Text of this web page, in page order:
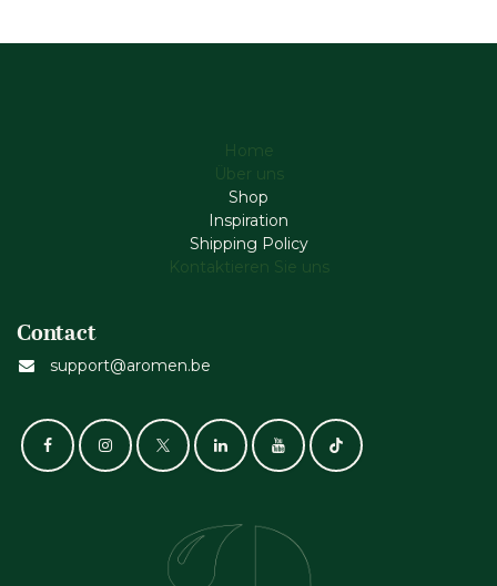
Home
Über uns
Shop
Inspiration
Shipping Policy
Kontaktieren Sie uns
Contact
support@aromen.be